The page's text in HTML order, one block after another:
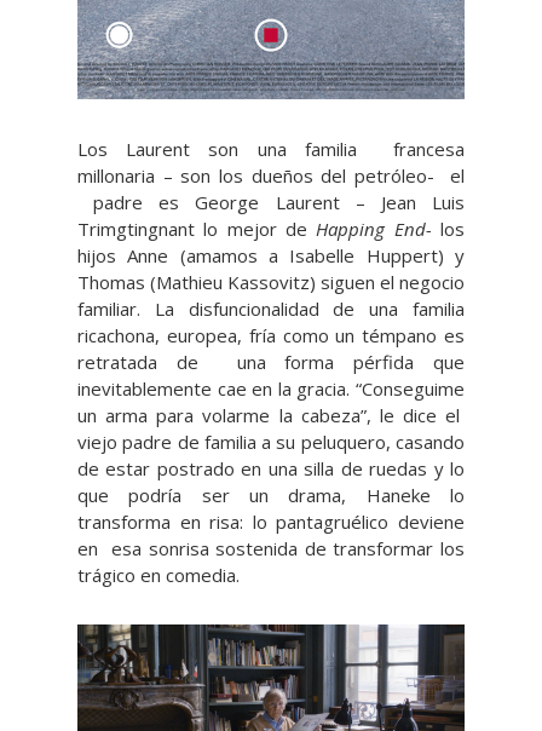
Los Laurent son una familia francesa
millonaria – son los dueños del petróleo- el
padre es George Laurent – Jean Luis
Trimgtingnant lo mejor deHapping End- los
hijos Anne (amamos a Isabelle Huppert) y
Thomas (Mathieu Kassovitz) siguen el negocio
familiar. La disfuncionalidad de una familia
ricachona, europea, fría como un témpano es
retratada de una forma pérfida que
inevitablemente cae en la gracia. “Conseguime
un arma para volarme la cabeza”, le dice el
viejo padre de familia a su peluquero, casando
de estar postrado en una silla de ruedas y lo
que podría ser un drama, Haneke lo
transforma en risa: lo pantagruélico deviene
en esa sonrisa sostenida de transformar los
trágico en comedia.